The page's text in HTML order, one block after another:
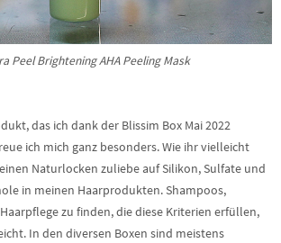
Peel Brightening AHA Peeling Mask
das ich dank der Blissim Box Mai 2022
ich mich ganz besonders. Wie ihr vielleicht
Naturlocken zuliebe auf Silikon, Sulfate und
in meinen Haarprodukten. Shampoos,
zu finden, die diese Kriterien erfüllen,
In den diversen Boxen sind meistens